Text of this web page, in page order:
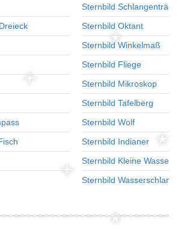
Sternbild
Sternbild Oktant
Sternbild Winkelmaß
Sternbild Fliege
Sternbild Mikroskop
Sternbild Tafelberg
Sternbild Wolf
Sternbild Indianer
Sternbild Kleine
Sternbild